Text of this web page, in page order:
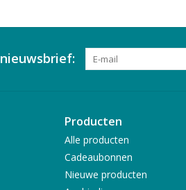
Producten
Alle producten
Cadeaubonnen
Nieuwe producten